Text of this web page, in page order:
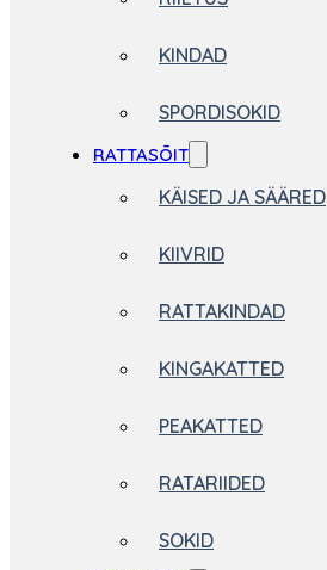
KINDAD
SPORDISOKID
RATTASÕIT
KÄISED JA SÄÄRED
KIIVRID
RATTAKINDAD
KINGAKATTED
PEAKATTED
RATARIIDED
SOKID